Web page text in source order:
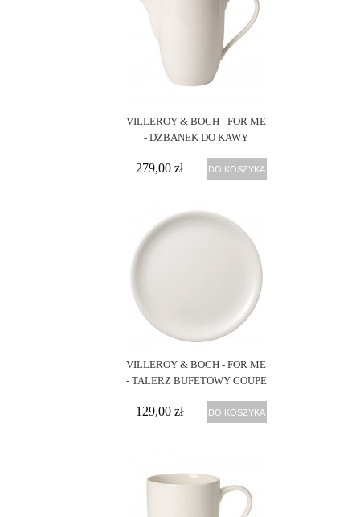
VILLEROY & BOCH - FOR ME
- DZBANEK DO KAWY
279,00 zł DO KOSZYKA
VILLEROY & BOCH - FOR ME
- TALERZ BUFETOWY COUPE
129,00 zł DO KOSZYKA